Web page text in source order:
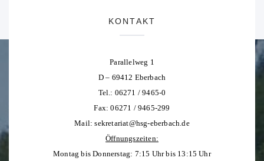
KONTAKT
Parallelweg 1
D – 69412 Eberbach
Tel.: 06271 / 9465-0
Fax: 06271 / 9465-299
Mail:sekretariat@hsg-eberbach.de
Öffnungszeiten:
Montag bis Donnerstag: 7:15 Uhr bis 13:15 Uhr